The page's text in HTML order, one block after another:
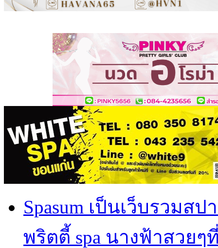
Spasum เป็นเว็บรวม
พริตตี้ spa นางฟ้าสวย